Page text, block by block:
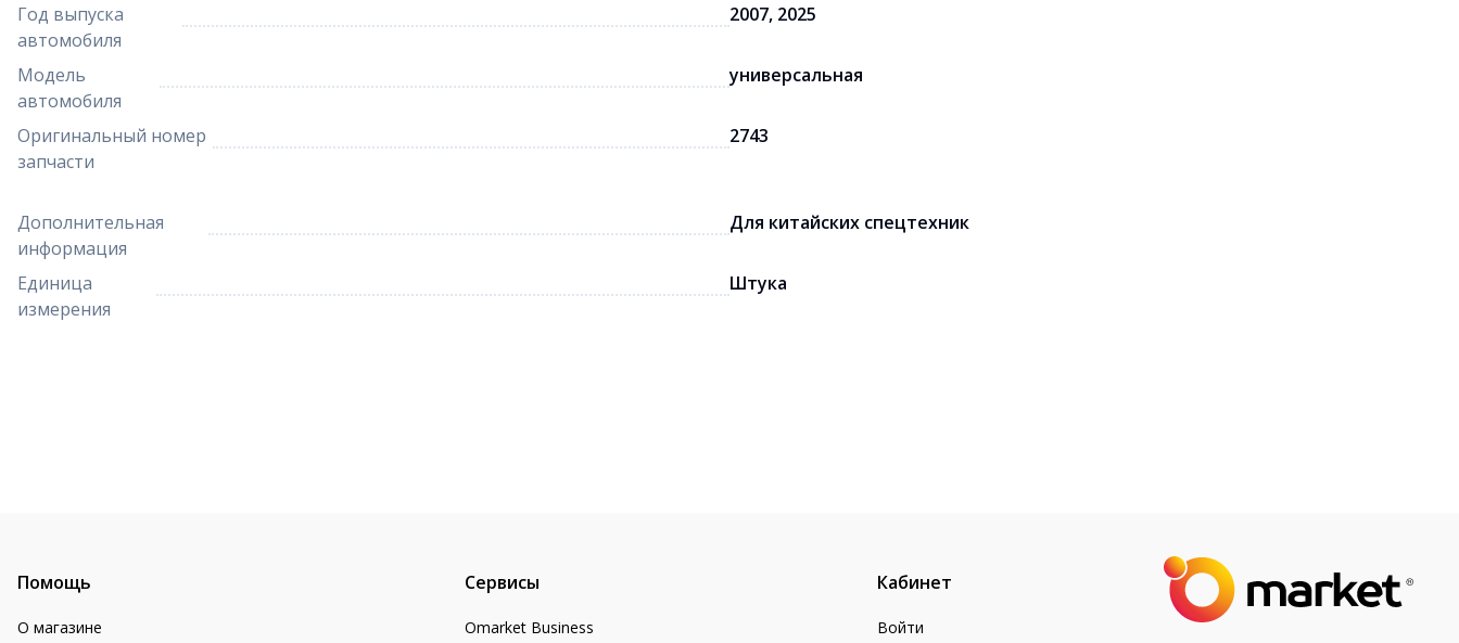
Год выпуска
автомобиля
2007, 2025
Модель
автомобиля
универсальная
Оригинальный номер
запчасти
2743
Дополнительная
информация
Для китайских спецтехник
Единица
измерения
Штука
Помощь
О магазине
Сервисы
Omarket Business
Кабинет
Войти